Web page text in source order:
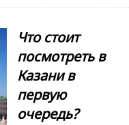
Во Львовской
во взяточничестве
двух инспекторов
управления
патрульной полиции.
"Лейтенанты полиции
требовали с местного
Что стоит
посмотреть в
Казани в
первую
очередь?